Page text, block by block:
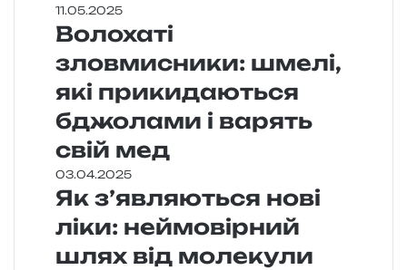
11.05.2025
Волохаті
зловмисники: шмелі,
які прикидаються
бджолами і варять
свій мед
03.04.2025
Як з’являються нові
ліки: неймовірний
шлях від молекули